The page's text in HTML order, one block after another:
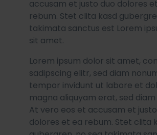
accusam et justo duo dolores
rebum. Stet clita kasd
takimata sanctus est Lorem
sit amet.
Lorem ipsum dolor sit amet,
sadipscing elitr, sed diam
tempor invidunt ut labore et
magna aliquyam erat, sed
At vero eos et accusam et
dolores et ea rebum. Stet clita